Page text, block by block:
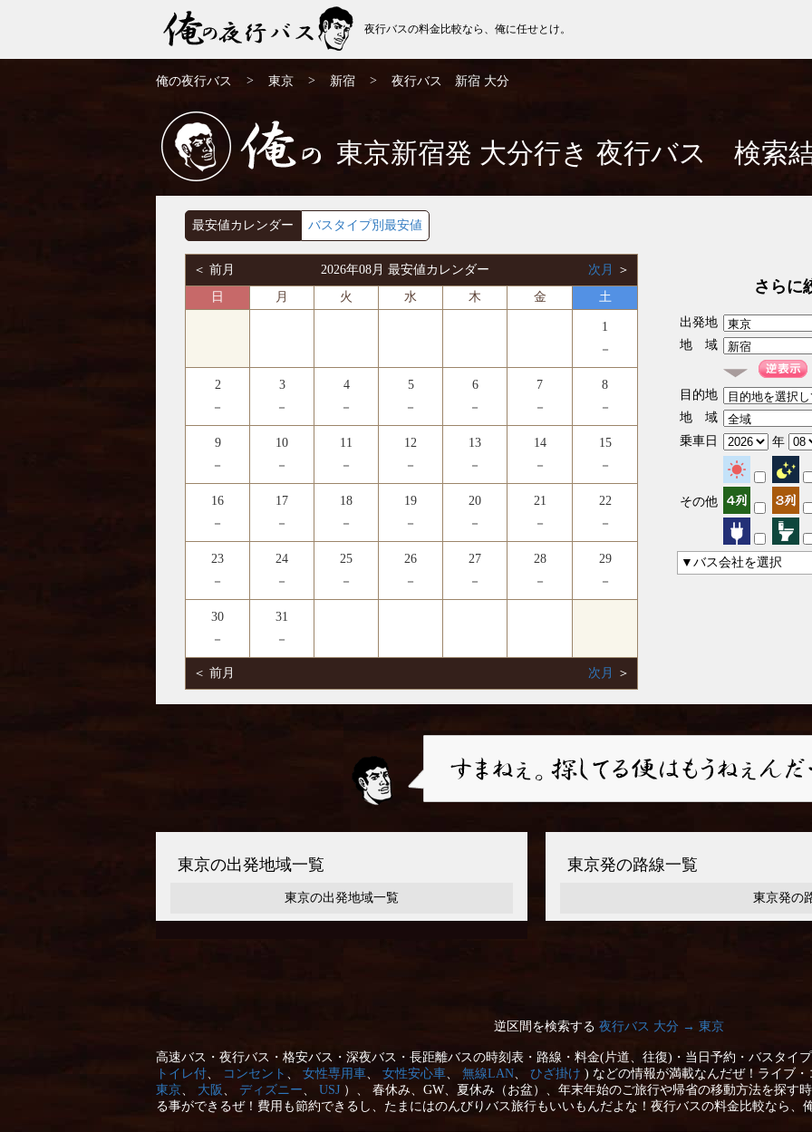
夜行バス
夜行バスの料金比較なら、俺に任せとけ。
俺の夜行バス > 東京 > 新宿 > 夜行バス 新宿 大分
俺の
東京新宿発 大分行き 夜行バス 検索
最安値カレンダー バスタイプ別最安値
＜ 前月 2026年08月 最安値カレンダー 次月
＞
日
月 火 水 木 金 土
1
－
2
－
3
－
4
－
5
－
6
－
7
－
8
－
9
－
10
－
11
－
12
－
13
－
14
－
15
－
16
－
17
－
18
－
19
－
20
－
21
－
22
－
23
－
24
－
25
－
26
－
27
－
28
－
29
－
30
－
31
－
＜ 前月 次月 ＞
さらに
出発地
地 域
目的地
地 域
乗車日
年
その他
▼バス会社を選択
東京の出発地域一覧
東京の出発地域一覧
東京発の路線一覧
東京発の
逆区間を検索する 夜行バス 大分 → 東京
高速バス・夜行バス・格安バス・深夜バス・長距離バスの時刻表・路線・料金(片道、往復)・当日予約・バスタイ
トイレ付、 コンセント 、 女性専用車、 女性安心車、 無線LAN、 ひざ掛け ) などの情報が満載なんだぜ！ライブ
東京、 大阪 、 ディズニー、 USJ ）、 春休み、GW、夏休み（お盆）、年末年始のご旅行や帰省の移動方法を探す
る事ができるぜ！費用も節約できるし、たまにはのんびりバス旅行もいいもんだよな！夜行バスの料金比較なら、